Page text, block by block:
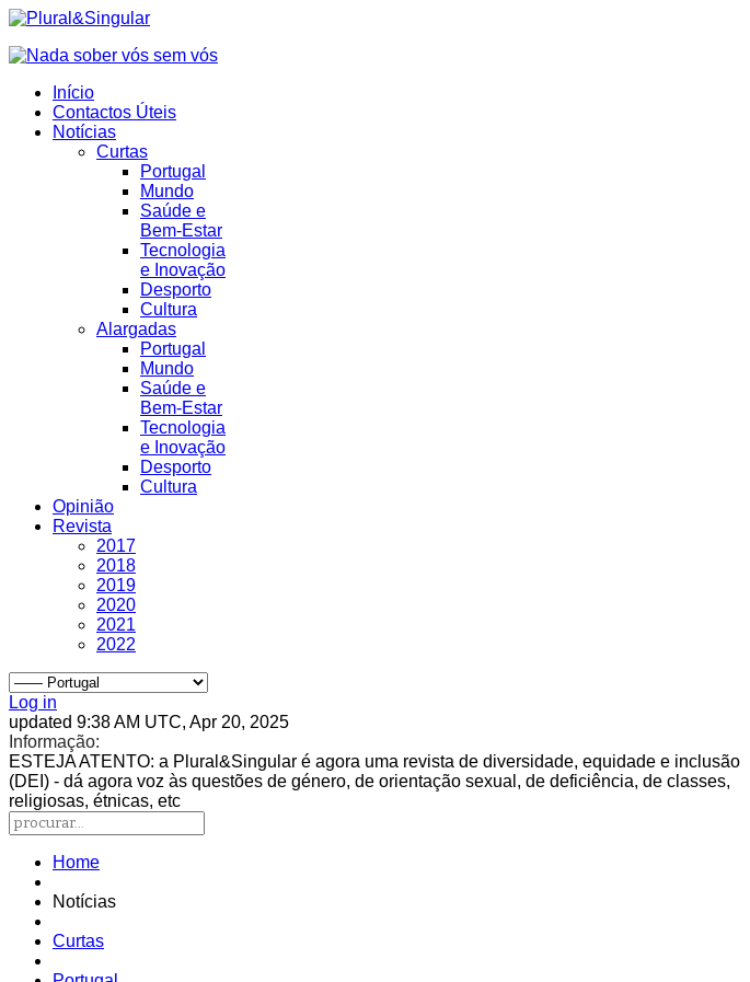
Início
Contactos Úteis
Notícias
Curtas
Portugal
Mundo
Saúde e
Bem-Estar
Tecnologia
e Inovação
Desporto
Cultura
Alargadas
Portugal
Mundo
Saúde e
Bem-Estar
Tecnologia
e Inovação
Desporto
Cultura
Opinião
Revista
2017
2018
2019
2020
2021
2022
Log in
updated 9:38 AM UTC, Apr 20, 2025
Informação:
ESTEJA ATENTO: a Plural&Singular é agora uma revista de diversidade, equidade e inclusão
(DEI) - dá agora voz às questões de género, de orientação sexual, de deficiência, de classes,
religiosas, étnicas, etc
Home
Notícias
Curtas